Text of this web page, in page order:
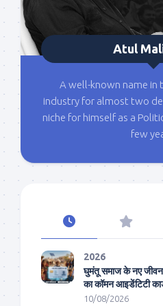
Atul
A well-known name in
industry for almost two
niche for himself as a
few
2026
घुमंतू समाज के नए जीवन
का कॉमन आइडेंटिटी
10/08/2026